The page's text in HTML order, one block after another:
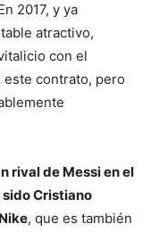
2017, y ya
atractivo,
con el
contrato, pero
rival de Messi en el
Cristiano
, que es también